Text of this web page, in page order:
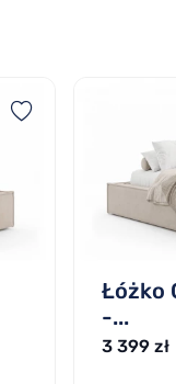
Łóżko
-...
3 399 zł